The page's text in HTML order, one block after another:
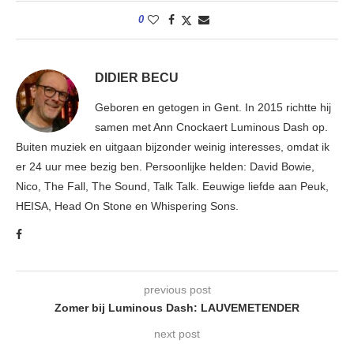
0
DIDIER BECU
Geboren en getogen in Gent. In 2015 richtte hij
samen met Ann Cnockaert Luminous Dash op.
Buiten muziek en uitgaan bijzonder weinig interesses, omdat ik
er 24 uur mee bezig ben. Persoonlijke helden: David Bowie,
Nico, The Fall, The Sound, Talk Talk. Eeuwige liefde aan Peuk,
HEISA, Head On Stone en Whispering Sons.
previous post
Zomer bij Luminous Dash: LAUVEMETENDER
next post